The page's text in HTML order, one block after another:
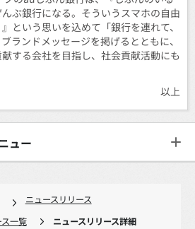
ぶ銀行になる。そういうスマホの自由
という思いを込めて「銀行を連れて、
ランドメッセージを掲げるとともに、
する会社を目指し、社会貢献活動にも
以上
ュー
ニュースリリース
一覧
ニュースリリース詳細